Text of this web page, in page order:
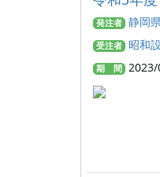
発注者 静岡
受注者 昭和
期 間